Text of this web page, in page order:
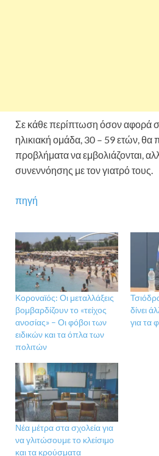
Σε κάθε περίπτωση όσον αφορά
ηλικιακή ομάδα, 30 – 59 ετών, θα
προβλήματα να εμβολιάζονται,
συνεννόησης με τον γιατρό τους.
πηγή
Κοροναϊός: Οι μεταλλάξεις
βομβαρδίζουν το «τείχος
ανοσίας» – Οι φόβοι των
ειδικών και τα όπλα των
πολιτών
δίνει
για τα
Νέα μέτρα στα σχολεία για
να γλιτώσουμε το κλείσιμο
και τα κρούσματα